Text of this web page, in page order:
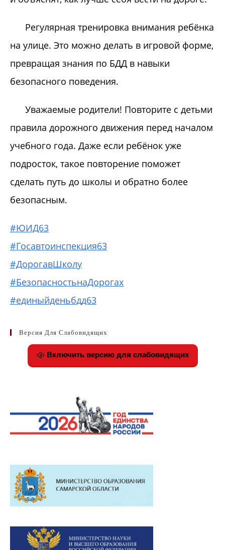
Регулярная тренировка внимания ребёнка
на улице. Это можно делать в игровой форме,
превращая знания по БДД в навыки
безопасного поведения.
Уважаемые родители! Повторите с детьми
правила дорожного движения перед началом
учебного года. Даже если ребёнок уже
подросток, такое повторение поможет
сделать путь до школы и обратно более
безопасным.
#ЮИД63
#Госавтоинспекция63
#ДорогавШколу
#БезопасностьнаДорогах
#единыйденьбдд63
Версия Для Слабовидящих
Включить версию для слабовидящих